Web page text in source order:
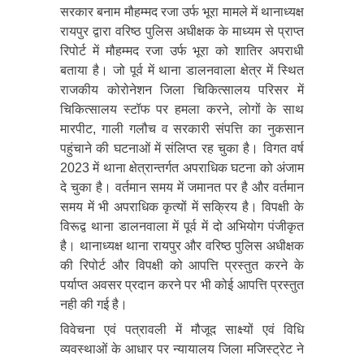
सरकार बनाम मौहम्मद रजा उर्फ भूरा मामले में थानाध्यक्ष
रायपुर द्वारा वरिष्ठ पुलिस अधीक्षक के माध्यम से प्राप्त
रिपोर्ट में मौहम्मद रजा उर्फ भूरा को शातिर अपराधी
बताया है। जो पूर्व में थाना डालनवाला क्षेत्र में स्थित
राजकीय कोरोनेशन जिला चिकित्सालय परिसर में
चिकित्सालय स्टॉफ पर हमला करने, लोगों के साथ
मारपीट, गाली गलौच व सरकारी संपत्ति का नुकसान
पहुंचाने की घटनाओं में संलिप्त रह चुका है। विगत वर्ष
2023 में थाना क्षेत्रान्तर्गत अपराधिक घटना को अंजाम
दे चुका है। वर्तमान समय में जमानत पर है और वर्तमान
समय में भी अपराधिक कृत्यों में सक्रिय है। विपक्षी के
विरूद्व थाना डालनवाला में पूर्व में दो अभियोग पंजीकृत
है। थानाध्यक्ष थाना रायपुर और वरिष्ठ पुलिस अधीक्षक
की रिपोर्ट और विपक्षी को आपत्ति प्रस्तुत करने के
पर्याप्त अवसर प्रदान करने पर भी कोई आपत्ति प्रस्तुत
नही की गई है।
विवेचना एवं पत्रावली में मौजूद साक्ष्यों एवं विधि
व्यवस्थाओं के आधार पर न्यायालय जिला मजिस्ट्रेट ने